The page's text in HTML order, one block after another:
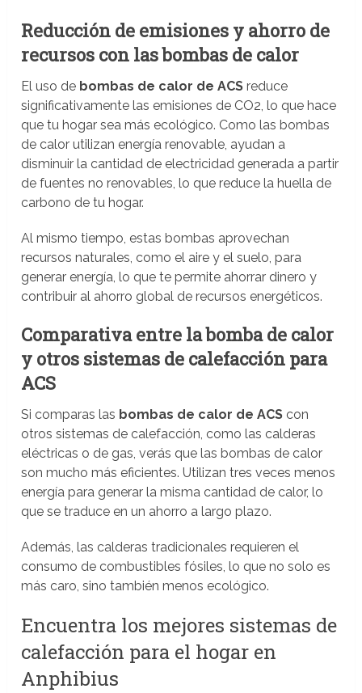
Reducción de emisiones y ahorro de
recursos con las bombas de calor
El uso de bombas de calor de ACS reduce
significativamente las emisiones de CO2, lo que hace
que tu hogar sea más ecológico. Como las bombas
de calor utilizan energía renovable, ayudan a
disminuir la cantidad de electricidad generada a partir
de fuentes no renovables, lo que reduce la huella de
carbono de tu hogar.
Al mismo tiempo, estas bombas aprovechan
recursos naturales, como el aire y el suelo, para
generar energía, lo que te permite ahorrar dinero y
contribuir al ahorro global de recursos energéticos.
Comparativa entre la bomba de calor
y otros sistemas de calefacción para
ACS
Si comparas las bombas de calor de ACS con
otros sistemas de calefacción, como las calderas
eléctricas o de gas, verás que las bombas de calor
son mucho más eficientes. Utilizan tres veces menos
energía para generar la misma cantidad de calor, lo
que se traduce en un ahorro a largo plazo.
Además, las calderas tradicionales requieren el
consumo de combustibles fósiles, lo que no solo es
más caro, sino también menos ecológico.
Encuentra los mejores sistemas de
calefacción para el hogar en
Anphibius